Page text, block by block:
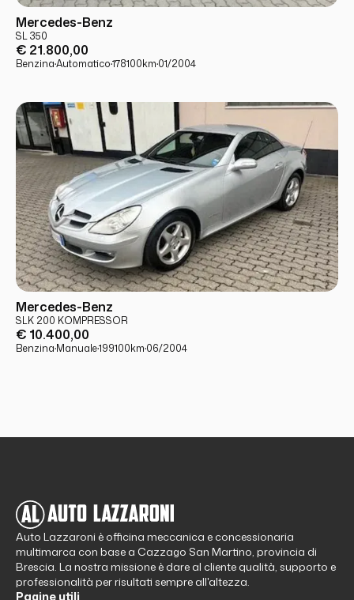
USATO PRONTA CONSEGNA
Mercedes-Benz
SL 350
€ 21.800,00
Benzina·Automatico·178100km·01/2004
USATO PRONTA CONSEGNA
Mercedes-Benz
SLK 200 KOMPRESSOR
€ 10.400,00
Benzina·Manuale·199100km·06/2004
Auto Lazzaroni è officina meccanica e concessionaria
multimarca con base a Cazzago San Martino, provincia di
Brescia. La nostra missione è dare al cliente qualità, supporto e
professionalità per risultati sempre all'altezza.
Pagine utili